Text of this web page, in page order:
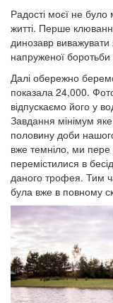
Радості моєї не
житті. Перше
динозавр виважувати
напруженої боротьби
Далі обережно
показала 24,000.
відпускаємо його у
Завдання мінімум
половину доби
вже темніло, ми
перемістилися в
даного трофея. Тим
була вже в повному